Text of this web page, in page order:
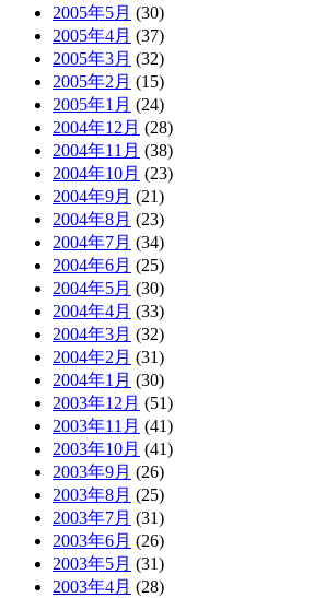
2005年5月 (30)
2005年4月 (37)
2005年3月 (32)
2005年2月 (15)
2005年1月 (24)
2004年12月 (28)
2004年11月 (38)
2004年10月 (23)
2004年9月 (21)
2004年8月 (23)
2004年7月 (34)
2004年6月 (25)
2004年5月 (30)
2004年4月 (33)
2004年3月 (32)
2004年2月 (31)
2004年1月 (30)
2003年12月 (51)
2003年11月 (41)
2003年10月 (41)
2003年9月 (26)
2003年8月 (25)
2003年7月 (31)
2003年6月 (26)
2003年5月 (31)
2003年4月 (28)